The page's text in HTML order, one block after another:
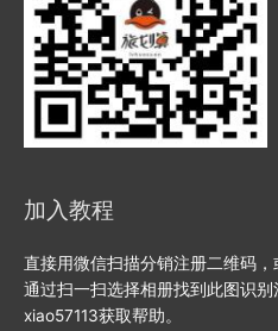
加入教程
直接用微信扫描分销注册二维码，
通过扫一扫选择相册找到此图识
xiao57113获取帮助。